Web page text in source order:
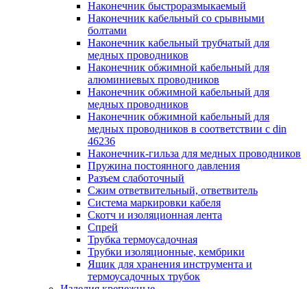
для кабельного лотка
Несущий профиль
лотков
Ответвление т-образное для
лотков
Пластина монтажная для
лотка
Потолочный кронштейн для
прокладки кабеля
Потолочный профиль для
Разделитель для лотка
Рейки профильные
несущие
Секция угловая для кабельных
Соединитель для кабельных
Каналы настенного и потолочного
Зажим кабельный для кабель-
Кабель-канал
Кабель-канал напольный
Кабель-канал настенный
Коробка монтажная для
Наконечник быстроразмыкаемый
Наконечник кабельный со срывными
болтами
Наконечник кабельный трубчатый для
медных проводников
Наконечник обжимной кабельный для
алюминиевых проводников
Наконечник обжимной кабельный для
медных проводников
Наконечник обжимной кабельный для
медных проводников в соответствии с din
46236
Наконечник-гильза для медных проводников
Пружина постоянного давления
Разъем слаботочный
Сжим ответвительный, ответвитель
Система маркировки кабеля
Скотч и изоляционная лента
Спрей
Трубка термоусадочная
Трубки изоляционные, кембрики
Ящик для хранения инструмента и
термоусадочных трубок